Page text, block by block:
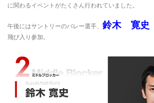
に関わるイベントがたくさん行われていました。
午後にはサントリーのバレー選手、 鈴木 寛
飛び入り参加。